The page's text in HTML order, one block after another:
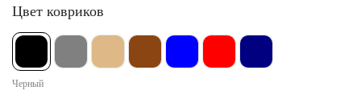
Цвет ковриков
Черный